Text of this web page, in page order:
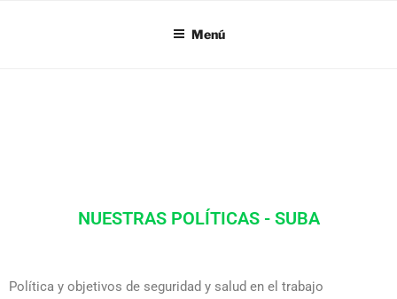
Menú
NUESTRAS POLÍTICAS - SUBA
Política y objetivos de seguridad y salud en el trabajo